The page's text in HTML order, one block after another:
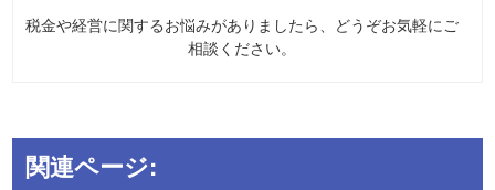
税金や経営に関するお悩みがありましたら、どうぞお気軽にご
相談ください。
関連ページ: